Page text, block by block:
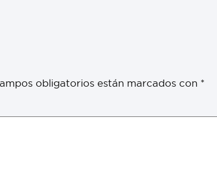
obligatorios están marcados con *